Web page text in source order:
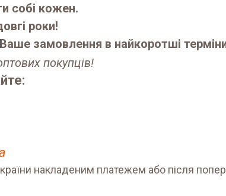
собі кожен.
роки!
замовлення в найкоротші
покупців!
накладеним платежем або після